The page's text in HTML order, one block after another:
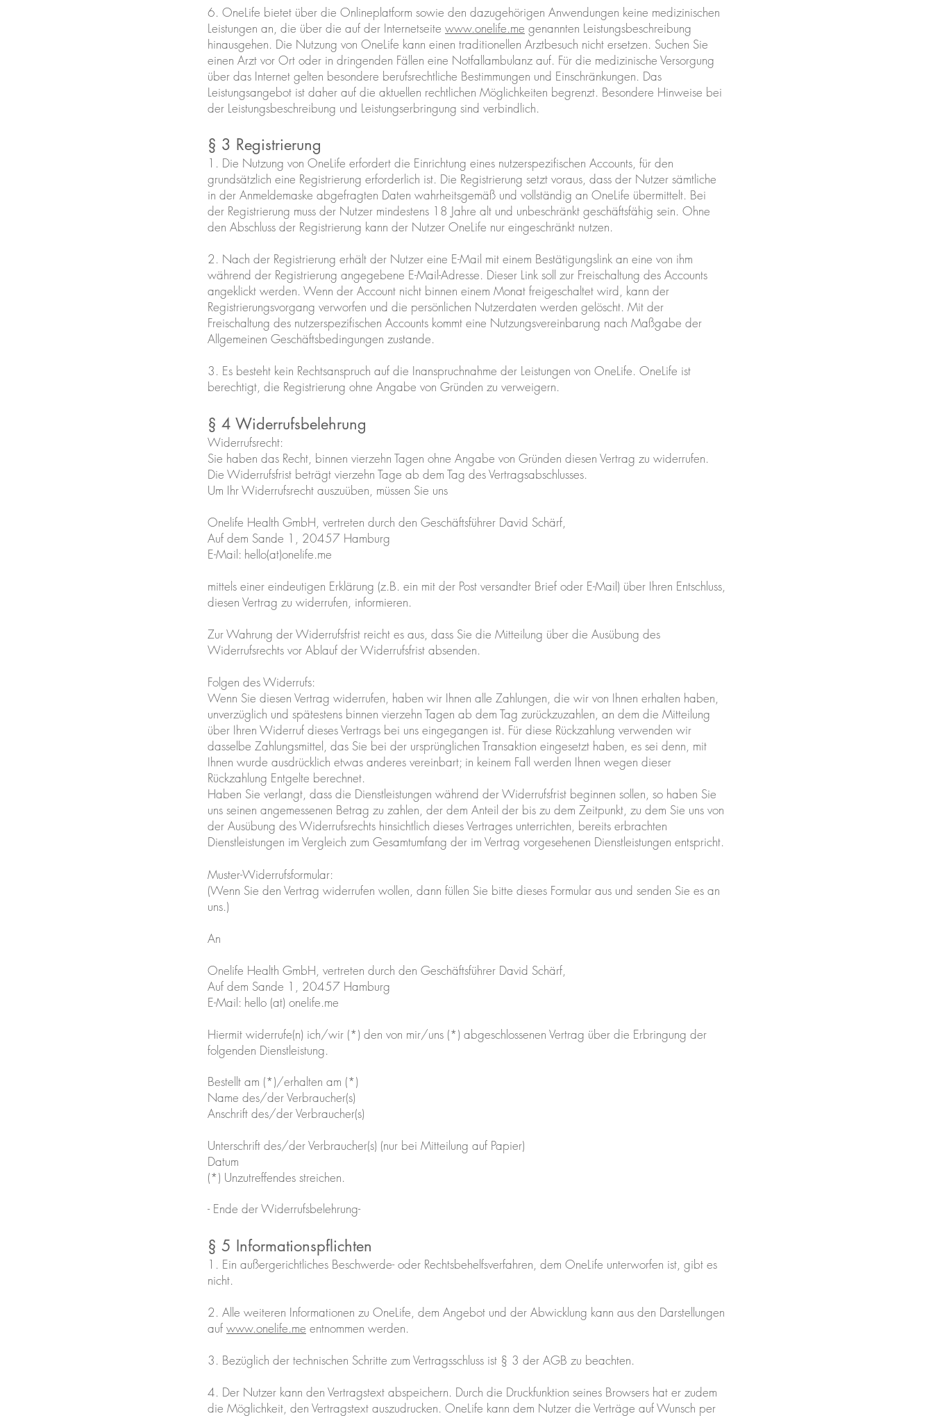
6. OneLife bietet über die Onlineplatform sowie den dazugehörigen Anwendungen keine medizinischen
Leistungen an, die über die auf der Internetseite www.onelife.me genannten Leistungsbeschreibung
hinausgehen. Die Nutzung von OneLife kann einen traditionellen Arztbesuch nicht ersetzen. Suchen Sie
einen Arzt vor Ort oder in dringenden Fällen eine Notfallambulanz auf. Für die medizinische Versorgung
über das Internet gelten besondere berufsrechtliche Bestimmungen und Einschränkungen. Das
Leistungsangebot ist daher auf die aktuellen rechtlichen Möglichkeiten begrenzt. Besondere Hinweise bei
der Leistungsbeschreibung und Leistungserbringung sind verbindlich.
§ 3 Registrierung
1. Die Nutzung von OneLife erfordert die Einrichtung eines nutzerspezifischen Accounts, für den
grundsätzlich eine Registrierung erforderlich ist. Die Registrierung setzt voraus, dass der Nutzer sämtliche
in der Anmeldemaske abgefragten Daten wahrheitsgemäß und vollständig an OneLife übermittelt. Bei
der Registrierung muss der Nutzer mindestens 18 Jahre alt und unbeschränkt geschäftsfähig sein. Ohne
den Abschluss der Registrierung kann der Nutzer OneLife nur eingeschränkt nutzen.
2. Nach der Registrierung erhält der Nutzer eine E-Mail mit einem Bestätigungslink an eine von ihm
während der Registrierung angegebene E-Mail-Adresse. Dieser Link soll zur Freischaltung des Accounts
angeklickt werden. Wenn der Account nicht binnen einem Monat freigeschaltet wird, kann der
Registrierungsvorgang verworfen und die persönlichen Nutzerdaten werden gelöscht. Mit der
Freischaltung des nutzerspezifischen Accounts kommt eine Nutzungsvereinbarung nach Maßgabe der
Allgemeinen Geschäftsbedingungen zustande.
3. Es besteht kein Rechtsanspruch auf die Inanspruchnahme der Leistungen von OneLife. OneLife ist
berechtigt, die Registrierung ohne Angabe von Gründen zu verweigern.
§ 4 Widerrufsbelehrung
Widerrufsrecht:
Sie haben das Recht, binnen vierzehn Tagen ohne Angabe von Gründen diesen Vertrag zu widerrufen.
Die Widerrufsfrist beträgt vierzehn Tage ab dem Tag des Vertragsabschlusses.
Um Ihr Widerrufsrecht auszuüben, müssen Sie uns
Onelife Health GmbH, vertreten durch den Geschäftsführer David Schärf,
Auf dem Sande 1, 20457 Hamburg
E-Mail: hello(at)onelife.me
mittels einer eindeutigen Erklärung (z.B. ein mit der Post versandter Brief oder E-Mail) über Ihren Entschluss,
diesen Vertrag zu widerrufen, informieren.
Zur Wahrung der Widerrufsfrist reicht es aus, dass Sie die Mitteilung über die Ausübung des
Widerrufsrechts vor Ablauf der Widerrufsfrist absenden.
Folgen des Widerrufs:
Wenn Sie diesen Vertrag widerrufen, haben wir Ihnen alle Zahlungen, die wir von Ihnen erhalten haben,
unverzüglich und spätestens binnen vierzehn Tagen ab dem Tag zurückzuzahlen, an dem die Mitteilung
über Ihren Widerruf dieses Vertrags bei uns eingegangen ist. Für diese Rückzahlung verwenden wir
dasselbe Zahlungsmittel, das Sie bei der ursprünglichen Transaktion eingesetzt haben, es sei denn, mit
Ihnen wurde ausdrücklich etwas anderes vereinbart; in keinem Fall werden Ihnen wegen dieser
Rückzahlung Entgelte berechnet.
Haben Sie verlangt, dass die Dienstleistungen während der Widerrufsfrist beginnen sollen, so haben Sie
uns seinen angemessenen Betrag zu zahlen, der dem Anteil der bis zu dem Zeitpunkt, zu dem Sie uns von
der Ausübung des Widerrufsrechts hinsichtlich dieses Vertrages unterrichten, bereits erbrachten
Dienstleistungen im Vergleich zum Gesamtumfang der im Vertrag vorgesehenen Dienstleistungen entspricht.
Muster-Widerrufsformular:
(Wenn Sie den Vertrag widerrufen wollen, dann füllen Sie bitte dieses Formular aus und senden Sie es an
uns.)
An
Onelife Health GmbH, vertreten durch den Geschäftsführer David Schärf,
Auf dem Sande 1, 20457 Hamburg
E-Mail: hello (at) onelife.me
Hiermit widerrufe(n) ich/wir (*) den von mir/uns (*) abgeschlossenen Vertrag über die Erbringung der
folgenden Dienstleistung.
Bestellt am (*)/erhalten am (*)
Name des/der Verbraucher(s)
Anschrift des/der Verbraucher(s)
Unterschrift des/der Verbraucher(s) (nur bei Mitteilung auf Papier)
Datum
(*) Unzutreffendes streichen.
- Ende der Widerrufsbelehrung-
§ 5 Informationspflichten
1. Ein außergerichtliches Beschwerde- oder Rechtsbehelfsverfahren, dem OneLife unterworfen ist, gibt es
nicht.
2. Alle weiteren Informationen zu OneLife, dem Angebot und der Abwicklung kann aus den Darstellungen
auf www.onelife.me entnommen werden.
3. Bezüglich der technischen Schritte zum Vertragsschluss ist § 3 der AGB zu beachten.
4. Der Nutzer kann den Vertragstext abspeichern. Durch die Druckfunktion seines Browsers hat er zudem
die Möglichkeit, den Vertragstext auszudrucken. OneLife kann dem Nutzer die Verträge auf Wunsch per